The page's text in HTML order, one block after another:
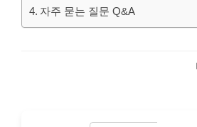
자주 묻는 질문 Q&A